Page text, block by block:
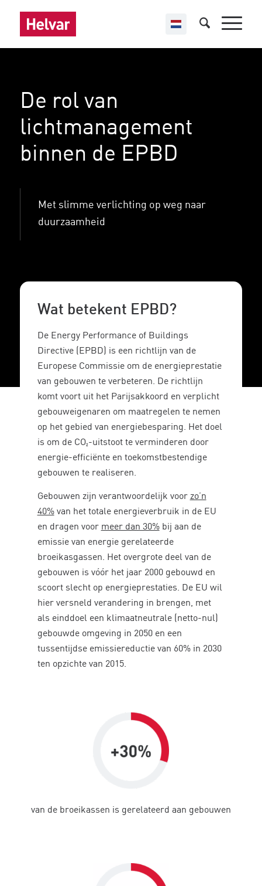
De rol van
lichtmanagement
binnen de EPBD
Met slimme verlichting op weg naar
duurzaamheid
Wat betekent EPBD?
De Energy Performance of Buildings
Directive (EPBD) is een richtlijn van de
Europese Commissie om de energieprestatie
van gebouwen te verbeteren. De richtlijn
komt voort uit het Parijsakkoord en verplicht
gebouweigenaren om maatregelen te nemen
op het gebied van energiebesparing. Het doel
is om de CO₂-uitstoot te verminderen door
energie-efficiënte en toekomstbestendige
gebouwen te realiseren.
Gebouwen zijn verantwoordelijk voor zo’n
40%van het totale energieverbruik in de EU
en dragen voor meer dan 30%bij aan de
emissie van energie gerelateerde
broeikasgassen. Het overgrote deel van de
gebouwen is vóór het jaar 2000 gebouwd en
scoort slecht op energieprestaties. De EU wil
hier versneld verandering in brengen, met
als einddoel een klimaatneutrale (netto-nul)
gebouwde omgeving in 2050 en een
tussentijdse emissiereductie van 60% in 2030
ten opzichte van 2015.
van de broeikassen is gerelateerd aan gebouwen